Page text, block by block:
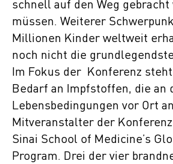
schnell auf den Weg gebracht
müssen. Weiterer
Millionen Kinder weltweit
noch nicht die
Im Fokus der Konferenz
Bedarf an Impfstoffen, die an
Lebensbedingungen vor Ort
Mitveranstalter der
Sinai School of Medicine’s
Program. Drei der vier